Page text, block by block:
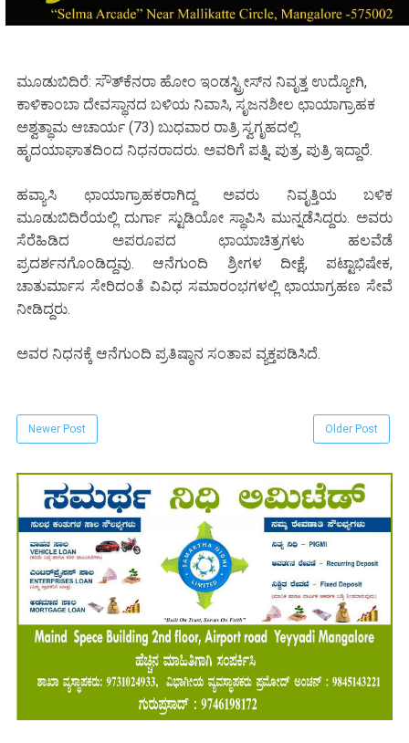
ಮೂಡುಬಿದಿರೆ: ಸೌತ್‌ಕೆನರಾ ಹೋಂ ಇಂಡಸ್ಟ್ರೀಸ್‌ನ ನಿವೃತ್ತ ಉದ್ಯೋಗಿ,
ಕಾಳಿಕಾಂಬಾ ದೇವಸ್ಥಾನದ ಬಳಿಯ ನಿವಾಸಿ, ಸೃಜನಶೀಲ ಛಾಯಾಗ್ರಾಹಕ
ಅಶ್ವತ್ಥಾಮ ಆಚಾರ್ಯ (73) ಬುಧವಾರ ರಾತ್ರಿ ಸ್ವಗೃಹದಲ್ಲಿ
ಹೃದಯಾಘಾತದಿಂದ ನಿಧನರಾದರು. ಅವರಿಗೆ ಪತ್ನಿ, ಪುತ್ರ, ಪುತ್ರಿ ಇದ್ದಾರೆ.
ಹವ್ಯಾಸಿ ಛಾಯಾಗ್ರಾಹಕರಾಗಿದ್ದ ಅವರು ನಿವೃತ್ತಿಯ ಬಳಿಕ
ಮೂಡುಬಿದಿರೆಯಲ್ಲಿ ದುರ್ಗಾ ಸ್ಟುಡಿಯೋ ಸ್ಥಾಪಿಸಿ ಮುನ್ನಡೆಸಿದ್ದರು. ಅವರು
ಸೆರೆಹಿಡಿದ ಅಪರೂಪದ ಛಾಯಾಚಿತ್ರಗಳು ಹಲವೆಡೆ
ಪ್ರದರ್ಶನಗೊಂಡಿದ್ದವು. ಆನೆಗುಂದಿ ಶ್ರೀಗಳ ದೀಕ್ಷೆ, ಪಟ್ಟಾಭಿಷೇಕ,
ಚಾತುರ್ಮಾಸ ಸೇರಿದಂತೆ ವಿವಿಧ ಸಮಾರಂಭಗಳಲ್ಲಿ ಛಾಯಾಗ್ರಹಣ ಸೇವೆ
ನೀಡಿದ್ದರು.
ಅವರ ನಿಧನಕ್ಕೆ ಆನೆಗುಂದಿ ಪ್ರತಿಷ್ಠಾನ ಸಂತಾಪ ವ್ಯಕ್ತಪಡಿಸಿದೆ.
Newer Post Older Post